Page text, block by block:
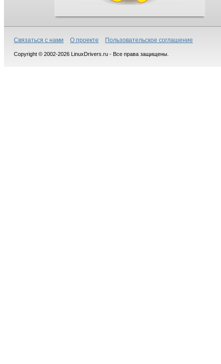
Связаться с нами О проекте Пользовательское соглашение
Copyright © 2002-2026 LinuxDrivers.ru - Все права защищены.